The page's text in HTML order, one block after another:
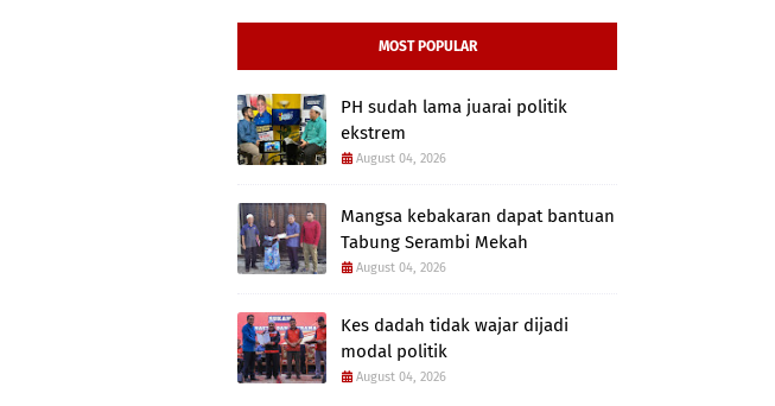
MOST POPULAR
PH sudah lama juarai politik
ekstrem
August 04, 2026
Mangsa kebakaran dapat bantuan
Tabung Serambi Mekah
August 04, 2026
Kes dadah tidak wajar dijadi
modal politik
August 04, 2026